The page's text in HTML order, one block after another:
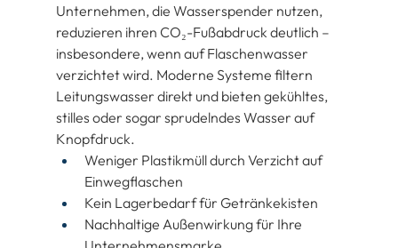
Unternehmen, die Wasserspender nutzen,
reduzieren ihren CO₂-Fußabdruck deutlich –
insbesondere, wenn auf Flaschenwasser
verzichtet wird. Moderne Systeme filtern
Leitungswasser direkt und bieten gekühltes,
stilles oder sogar sprudelndes Wasser auf
Knopfdruck.
Weniger Plastikmüll durch Verzicht auf
Einwegflaschen
Kein Lagerbedarf für Getränkekisten
Nachhaltige Außenwirkung für Ihre